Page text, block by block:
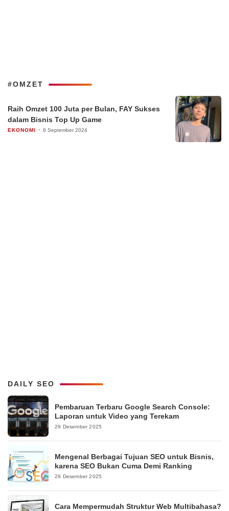
#OMZET
Raih Omzet 100 Juta per Bulan, FAY Sukses
dalam Bisnis Top Up Game
EKONOMI 6 September 2024
DAILY SEO
Pembaruan Terbaru Google Search Console:
Laporan untuk Video yang Terekam
29 Desember 2025
Mengenal Berbagai Tujuan SEO untuk Bisnis,
karena SEO Bukan Cuma Demi Ranking
29 Desember 2025
Cara Mempermudah Struktur Web Multibahasa?